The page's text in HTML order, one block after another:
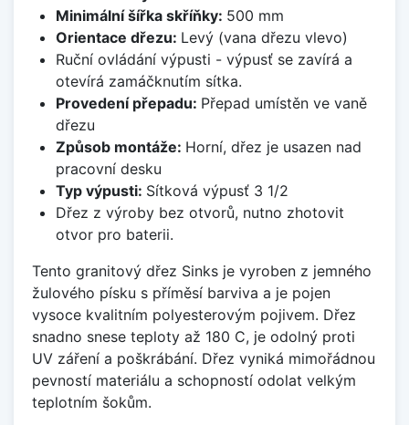
Minimální šířka skříňky: 500 mm
Orientace dřezu: Levý (vana dřezu vlevo)
Ruční ovládání výpusti - výpusť se zavírá a
otevírá zamáčknutím sítka.
Provedení přepadu: Přepad umístěn ve vaně
dřezu
Způsob montáže: Horní, dřez je usazen nad
pracovní desku
Typ výpusti: Sítková výpusť 3 1/2
Dřez z výroby bez otvorů, nutno zhotovit
otvor pro baterii.
Tento granitový dřez Sinks je vyroben z jemného
žulového písku s příměsí barviva a je pojen
vysoce kvalitním polyesterovým pojivem. Dřez
snadno snese teploty až 180 C, je odolný proti
UV záření a poškrábání. Dřez vyniká mimořádnou
pevností materiálu a schopností odolat velkým
teplotním šokům.